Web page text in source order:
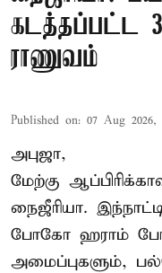
கடத்தப்பட்ட
ராணுவம்
Published on: 07 Aug 2026,
அபுஜா,
மேற்கு
நைஜீரியா.
போகோ ஹராம்
அமைப்புகளும்,